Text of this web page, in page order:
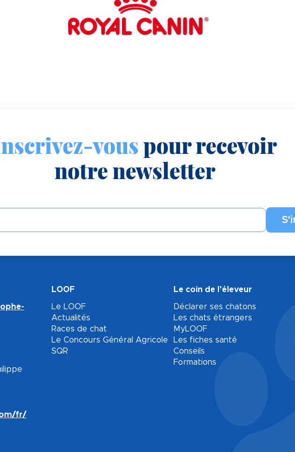
vouspour recevoir
notre newsletter
fr/
LOOF
Le LOOF
Actualités
Races de chat
Le Concours Général Agricole
SQR
Le coin de l’éleveur
Déclarer ses chatons
Les chats étrangers
MyLOOF
Les fiches santé
Conseils
Formations